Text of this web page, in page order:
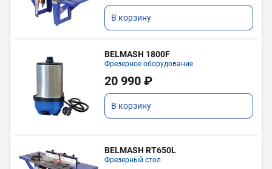
В корзину
BELMASH 1800F
Фрезерное оборудование
20 990 ₽
В корзину
BELMASH RT650L
Фрезерный стол